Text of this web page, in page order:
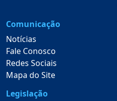
Comunicação
Notícias
Fale Conosco
Redes Sociais
Mapa do Site
Legislação